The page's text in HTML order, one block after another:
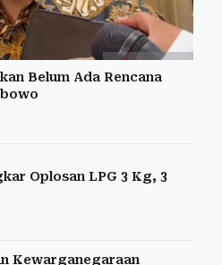
Belum Ada Rencana
Oplosan LPG 3 Kg, 3
Kewarganegaraan